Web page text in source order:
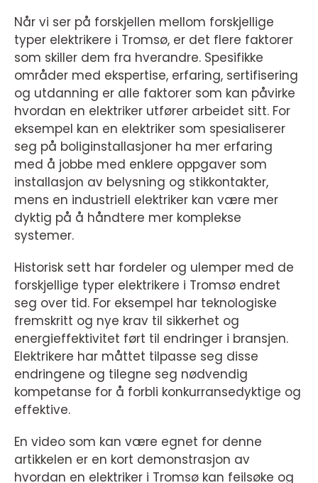
Når vi ser på forskjellen mellom forskjellige
typer elektrikere i Tromsø, er det flere faktorer
som skiller dem fra hverandre. Spesifikke
områder med ekspertise, erfaring, sertifisering
og utdanning er alle faktorer som kan påvirke
hvordan en elektriker utfører arbeidet sitt. For
eksempel kan en elektriker som spesialiserer
seg på boliginstallasjoner ha mer erfaring
med å jobbe med enklere oppgaver som
installasjon av belysning og stikkontakter,
mens en industriell elektriker kan være mer
dyktig på å håndtere mer komplekse
systemer.
Historisk sett har fordeler og ulemper med de
forskjellige typer elektrikere i Tromsø endret
seg over tid. For eksempel har teknologiske
fremskritt og nye krav til sikkerhet og
energieffektivitet ført til endringer i bransjen.
Elektrikere har måttet tilpasse seg disse
endringene og tilegne seg nødvendig
kompetanse for å forbli konkurransedyktige og
effektive.
En video som kan være egnet for denne
artikkelen er en kort demonstrasjon av
hvordan en elektriker i Tromsø kan feilsøke og